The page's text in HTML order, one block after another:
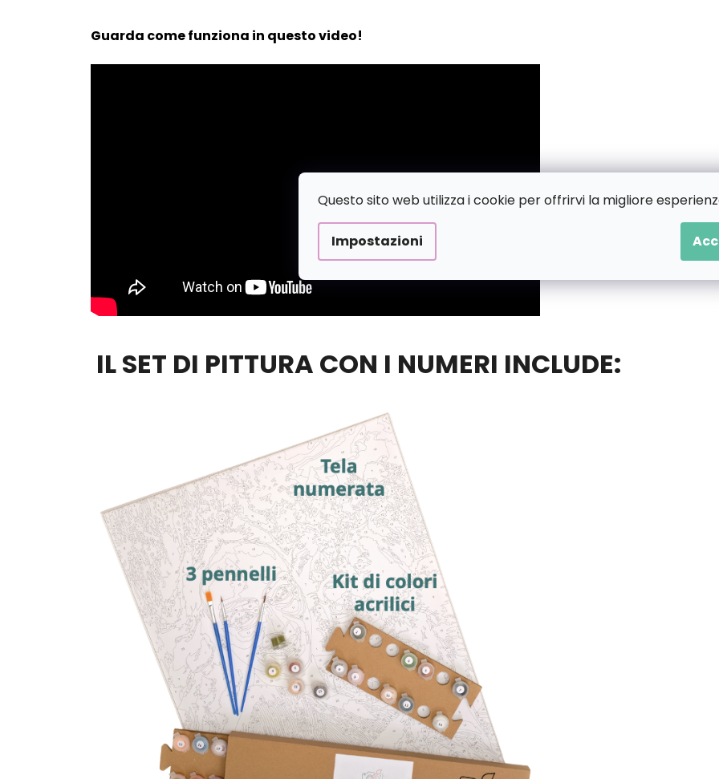
Questo sito web utilizza i cookie per offrirvi la migliore
Impostazioni
Guarda come funziona in questo video!
IL SET DI PITTURA CON I NUMERI INCLUDE: